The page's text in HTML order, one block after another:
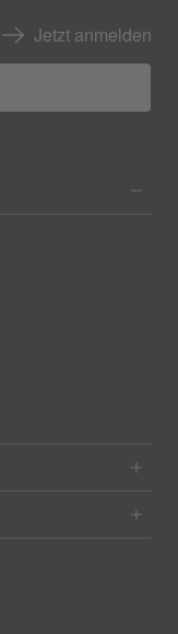
Jetzt anmelden